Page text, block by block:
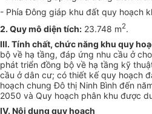
- Phía Đông giáp khu đất quy hoạch
2. Quy mô diện tích: 23.748 m2.
III. Tính chất, chức năng khu quy
bộ về hạ tầng, đáp ứng nhu cầu ở
phát triển đồng bộ về hạ tầng kỹ
cầu ở dân cư; có thiết kế quy hoạch
hoạch chung Đô thị Ninh Bình đến
2050 và Quy hoạch phân khu được
IV. Nội dung quy hoạch